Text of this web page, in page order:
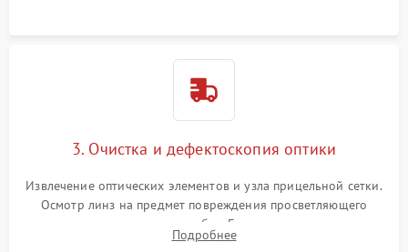
3. Очистка и дефектоскопия оптики
Извлечение оптических элементов и узла прицельной сетки.
Осмотр линз на предмет повреждения просветляющего
покрытия или появления грибка. Бережная очистка стекол
спецрастворами. Проверка целостности гравированной
Подробнее